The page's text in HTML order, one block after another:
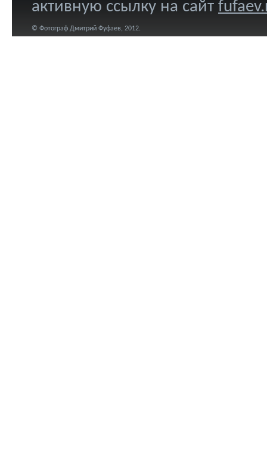
активную ссылку на сайт
© Фотограф Дмитрий Фуфаев, 2012.